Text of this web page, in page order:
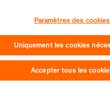
Paramètres des cookies
Uniquement les cookies
Accepter tous les